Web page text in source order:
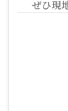
ぜひ現